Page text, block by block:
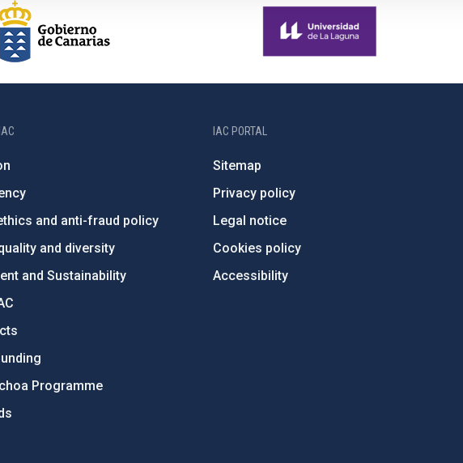
and anti-fraud policy
and diversity
and Sustainability
Programme
IAC PORTAL
Sitemap
Privacy policy
Legal notice
Cookies policy
Accessibility